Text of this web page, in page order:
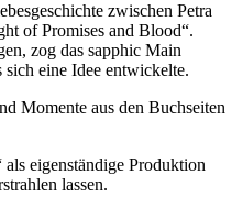
zwischen Petra
of Promises and Blood“.
zog das sapphic Main
sich eine Idee entwickelte.
Momente aus den Buchseiten
eigenständige Produktion
lassen.